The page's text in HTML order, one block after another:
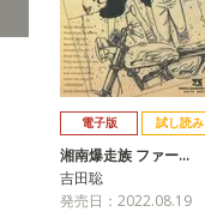
電子版 試し読み
湘南爆走族 ファー…
吉田聡
発売日：2022.08.19